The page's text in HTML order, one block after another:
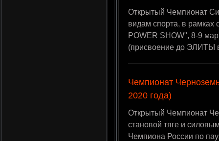
Открытый Чемпионат
видам спорта, в рамках
POWER SHOW", 8-9
(присвоение до ЭЛИТЫ
Чемпионат
2020 года)
Открытый Чемпионат
становой тяге и
Чемпиона России по